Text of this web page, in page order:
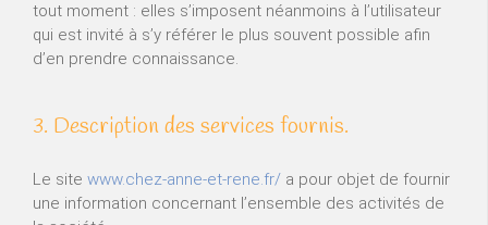
tout moment : elles s’imposent néanmoins à l’utilisateur
qui est invité à s’y référer le plus souvent possible afin
d’en prendre connaissance.
3. Description des services fournis.
Le site www.chez-anne-et-rene.fr/ a pour objet de fournir
une information concernant l’ensemble des activités de